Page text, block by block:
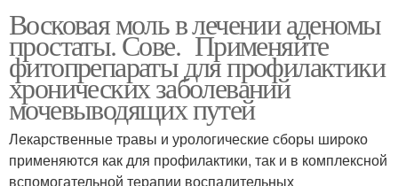
Восковая моль в лечении аденомы
простаты. Сове. Применяйте
фитопрепараты для профилактики
хронических заболеваний
мочевыводящих путей
Лекарственные травы и урологические сборы широко
применяются как для профилактики, так и в комплексной
вспомогательной терапии воспалительных